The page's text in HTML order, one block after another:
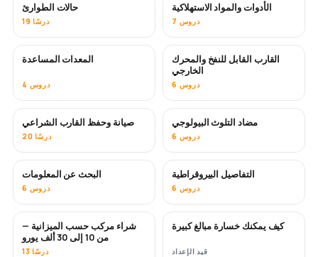
حالات الطوارئ
19 درسًا
الأدوات والمواد الاستهلاكية
7 دروس
المعدات المساعدة
4 دروس
القارب القابل للنفخ والمحرك
الخارجي
6 دروس
صيانة وحفظ القارب الشراعي
20 درسًا
قريبًا
مضاد التلوث البيولوجي
6 دروس
البحث عن المعلومات
6 دروس
التفاصيل البيروقراطية
6 دروس
قريبًا
شراء مركب حسب الميزانية —
من 10 إلى 30 ألف يورو
13 درسًا
قريبًا
كيف يمكنك خسارة مبالغ كبيرة
قيد الإعداد